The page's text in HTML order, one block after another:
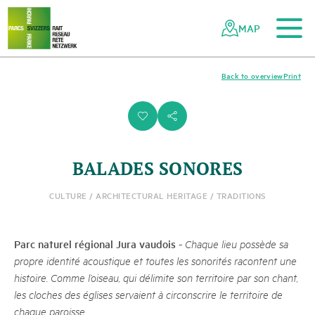
Navigating
the
Swiss
parks
Quick
navigation
To the main content
To the mobile navigation
To search
To the footer
To the sitemap
MAP
i s
Print
Back to overview
BALADES SONORES
CULTURE / ARCHITECTURAL HERITAGE / TRADITIONS
Parc naturel régional Jura vaudois - Chaque lieu possède sa
propre identité acoustique et toutes les sonorités racontent une
histoire. Comme l’oiseau, qui délimite son territoire par son chant,
les cloches des églises servaient à circonscrire le territoire de
chaque paroisse.